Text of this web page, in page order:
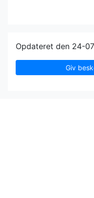
Opdateret den 24-
Giv